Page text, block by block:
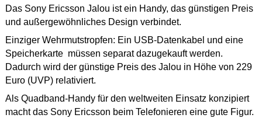
Das Sony Ericsson Jalou ist ein Handy, das günstigen Preis
und außergewöhnliches Design verbindet.
Einziger Wehrmutstropfen: Ein USB-Datenkabel und eine
Speicherkarte müssen separat dazugekauft werden.
Dadurch wird der günstige Preis des Jalou in Höhe von 229
Euro (UVP) relativiert.
Als Quadband-Handy für den weltweiten Einsatz konzipiert
macht das Sony Ericsson beim Telefonieren eine gute Figur.